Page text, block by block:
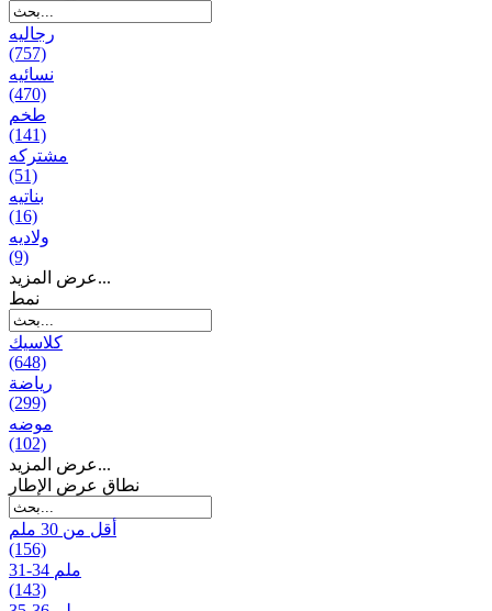
رجالیه
(757)
نسائیه
(470)
طخم
(141)
مشتركه
(51)
بناتیه
(16)
ولادیه
(9)
عرض المزيد...
نمط
كلاسيك
(648)
رياضة
(299)
موضه
(102)
عرض المزيد...
نطاق عرض الإطار
أقل من 30 ملم
(156)
31-34 ملم
(143)